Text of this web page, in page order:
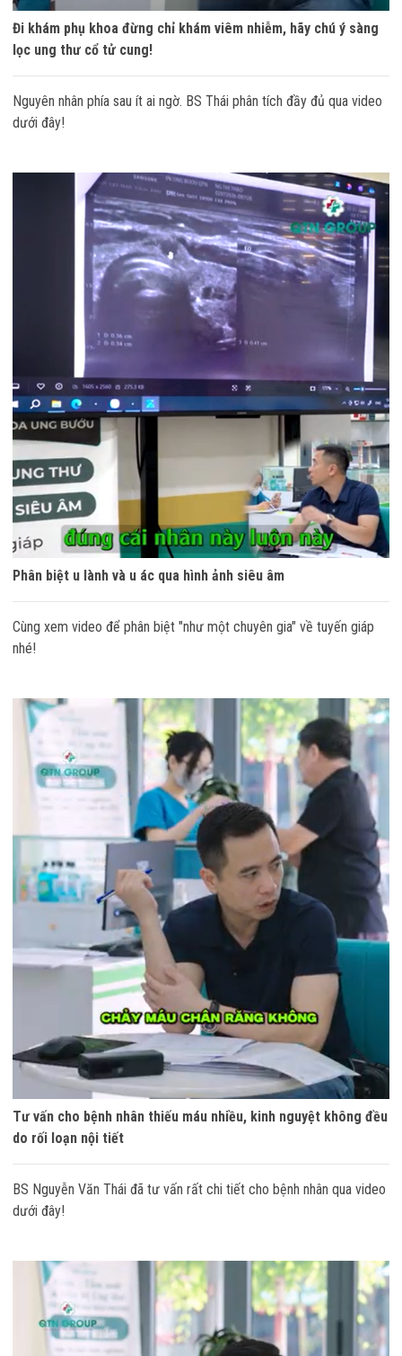
Đi khám phụ khoa đừng chỉ khám viêm nhiễm, hãy chú ý sàng
lọc ung thư cổ tử cung!
Nguyên nhân phía sau ít ai ngờ. BS Thái phân tích đầy đủ qua video
dưới đây!
Phân biệt u lành và u ác qua hình ảnh siêu âm
Cùng xem video để phân biệt "như một chuyên gia" về tuyến giáp
nhé!
Tư vấn cho bệnh nhân thiếu máu nhiều, kinh nguyệt không đều
do rối loạn nội tiết
BS Nguyễn Văn Thái đã tư vấn rất chi tiết cho bệnh nhân qua video
dưới đây!